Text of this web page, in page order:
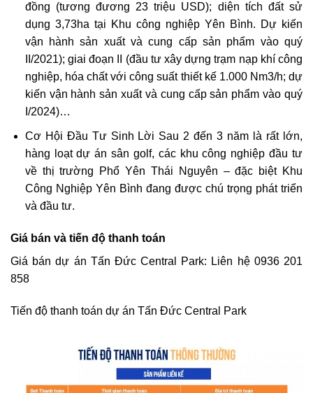
đồng (tương đương 23 triệu USD); diện tích đất sử
dụng 3,73ha tại Khu công nghiệp Yên Bình. Dự kiến
vận hành sản xuất và cung cấp sản phẩm vào quý
II/2021); giai đoạn II (đầu tư xây dựng trạm nạp khí công
nghiệp, hóa chất với công suất thiết kế 1.000 Nm3/h; dự
kiến vận hành sản xuất và cung cấp sản phẩm vào quý
I/2024)…
Cơ Hội Đầu Tư Sinh Lời Sau 2 đến 3 năm là rất lớn,
hàng loạt dự án sân golf, các khu công nghiệp đầu tư
về thị trường Phổ Yên Thái Nguyên – đặc biệt Khu
Công Nghiệp Yên Bình đang được chú trọng phát triển
và đầu tư.
Giá bán và tiến độ thanh toán
Giá bán dự án Tấn Đức Central Park: Liên hệ 0936 201
858
Tiến độ thanh toán dự án Tấn Đức Central Park